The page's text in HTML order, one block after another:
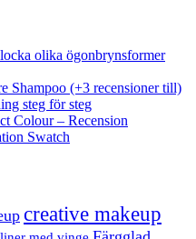
olika ögonbrynsformer
Shampoo (+3 recensioner till)
steg för steg
Colour – Recension
Swatch
creative makeup